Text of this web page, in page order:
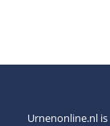
Urnenonline.nl is